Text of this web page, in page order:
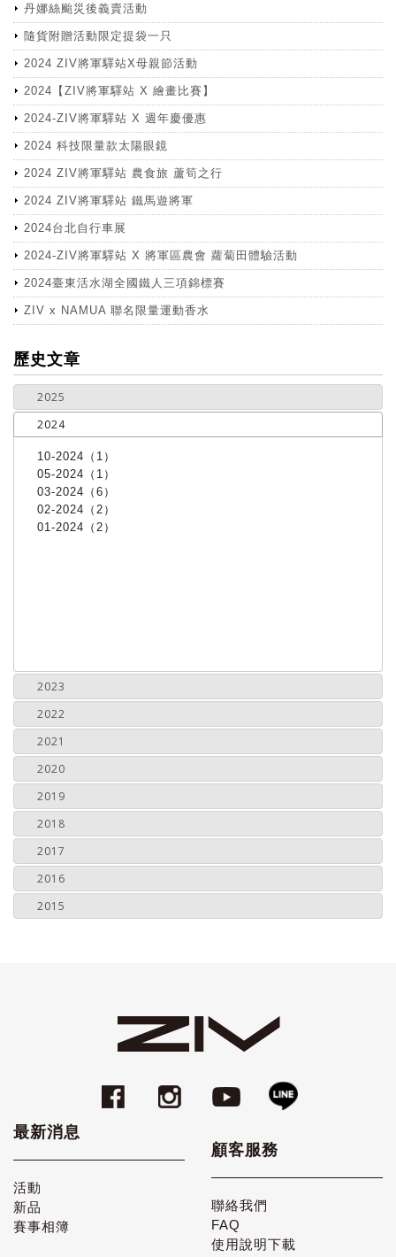
丹娜絲颱災後義賣活動
隨貨附贈活動限定提袋一只
2024 ZIV將軍驛站X母親節活動
2024【ZIV將軍驛站 X 繪畫比賽】
2024-ZIV將軍驛站 X 週年慶優惠
2024 科技限量款太陽眼鏡
2024 ZIV將軍驛站 農食旅 蘆筍之行
2024 ZIV將軍驛站 鐵馬遊將軍
2024台北自行車展
2024-ZIV將軍驛站 X 將軍區農會 蘿蔔田體驗活動
2024臺東活水湖全國鐵人三項錦標賽
ZIV x NAMUA 聯名限量運動香水
more
歷史文章
2025
2024
10-2024（1）
05-2024（1）
03-2024（6）
02-2024（2）
01-2024（2）
2023
2022
2021
2020
2019
2018
2017
2016
2015
最新消息
活動
新品
賽事相簿
顧客服務
聯絡我們
FAQ
使用說明下載